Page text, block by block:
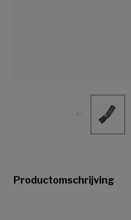
Productomschrijving